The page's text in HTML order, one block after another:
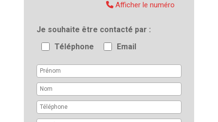
Je souhaite être contacté par
Téléphone
Email
Afficher le numéro